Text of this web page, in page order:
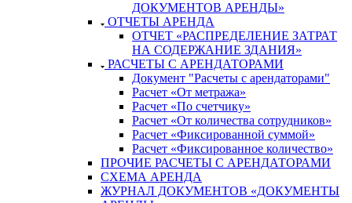
ДОКУМЕНТОВ АРЕНДЫ»
ОТЧЕТЫ АРЕНДА
ОТЧЕТ «РАСПРЕДЕЛЕНИЕ ЗАТРАТ
НА СОДЕРЖАНИЕ ЗДАНИЯ»
РАСЧЕТЫ С АРЕНДАТОРАМИ
Документ "Расчеты с арендаторами"
Расчет «От метража»
Расчет «По счетчику»
Расчет «От количества сотрудников»
Расчет «Фиксированной суммой»
Расчет «Фиксированное количество»
ПРОЧИЕ РАСЧЕТЫ С АРЕНДАТОРАМИ
СХЕМА АРЕНДА
ЖУРНАЛ ДОКУМЕНТОВ «ДОКУМЕНТЫ